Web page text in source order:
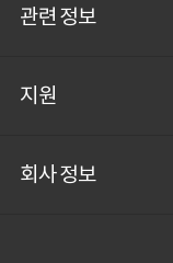
관련 정보
지원
회사 정보